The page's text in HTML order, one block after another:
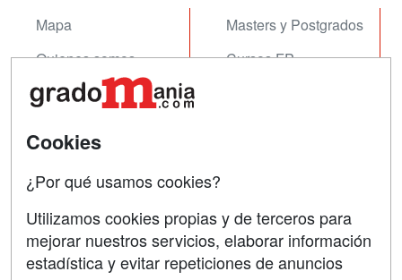
Mapa
Quienes somos
Tarifas publicidad
Masters y Postgrados
Cursos FP
Contactar
Confidencialidad
SÍGUENOS EN:
Cookies
¿Por qué usamos cookies?
Utilizamos cookies propias y de terceros para
mejorar nuestros servicios, elaborar información
estadística y evitar repeticiones de anuncios